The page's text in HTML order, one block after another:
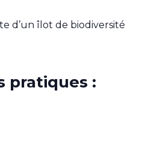
d’un îlot de biodiversité
pratiques :